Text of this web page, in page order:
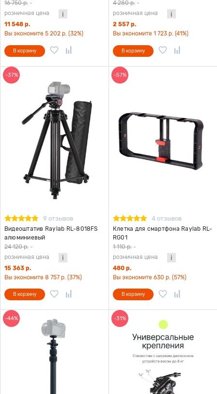
16 750 р. -
розничная цена
11 548 р.
Вы экономите 5 202 р. (32%)
В корзину
4 280 р. -
розничная цена
2 557 р.
Вы экономите 1 723 р. (41%)
В корзину
-37%
9 отзывов
Видеоштатив Raylab RL-8018FS
алюминиевый
24 120 р. -
розничная цена
15 363 р.
Вы экономите 8 757 р. (37%)
В корзину
-57%
4 отзывов
Клетка для смартфона Raylab RL-
RG01
1 110 р. -
розничная цена
480 р.
Вы экономите 630 р. (57%)
В корзину
-44% -31%